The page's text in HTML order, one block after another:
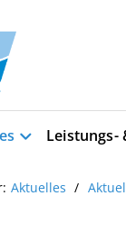
Aktuelles